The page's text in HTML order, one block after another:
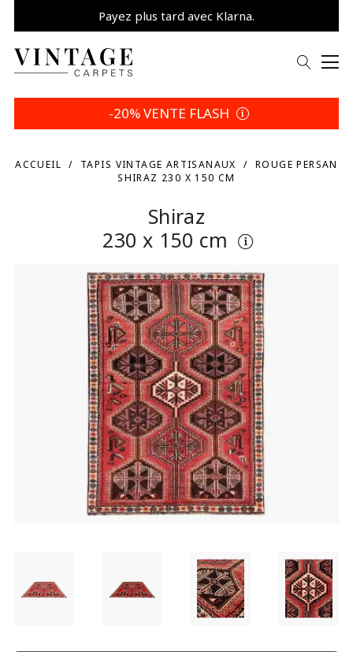
Promo -5% | Votre choix
Payez plus tard avec Klarna.
-20% VENTE FLASH
ACCUEIL TAPIS VINTAGE ARTISANAUX
ROUGE PERSAN
SHIRAZ 230 X 150 CM
Shiraz
230 x 150 cm